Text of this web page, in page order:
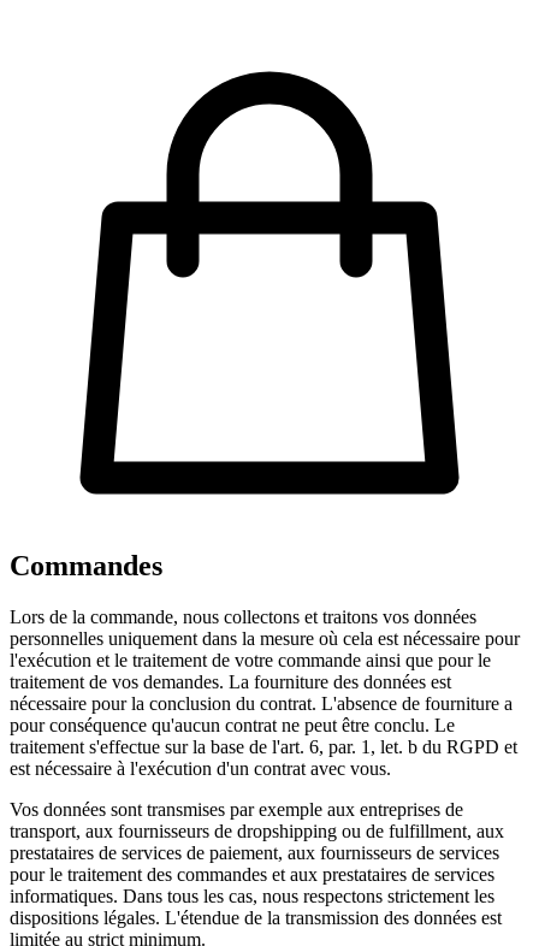
Commandes
Lors de la commande, nous collectons et traitons vos données
personnelles uniquement dans la mesure où cela est nécessaire pour
l'exécution et le traitement de votre commande ainsi que pour le
traitement de vos demandes. La fourniture des données est
nécessaire pour la conclusion du contrat. L'absence de fourniture a
pour conséquence qu'aucun contrat ne peut être conclu. Le
traitement s'effectue sur la base de l'art. 6, par. 1, let. b du RGPD et
est nécessaire à l'exécution d'un contrat avec vous.
Vos données sont transmises par exemple aux entreprises de
transport, aux fournisseurs de dropshipping ou de fulfillment, aux
prestataires de services de paiement, aux fournisseurs de services
pour le traitement des commandes et aux prestataires de services
informatiques. Dans tous les cas, nous respectons strictement les
dispositions légales. L'étendue de la transmission des données est
limitée au strict minimum.